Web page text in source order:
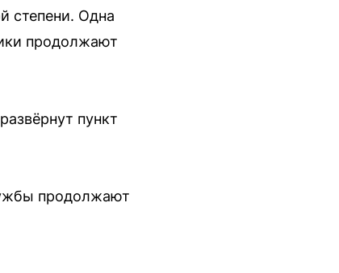
степени. Одна
продолжают
пункт
продолжают